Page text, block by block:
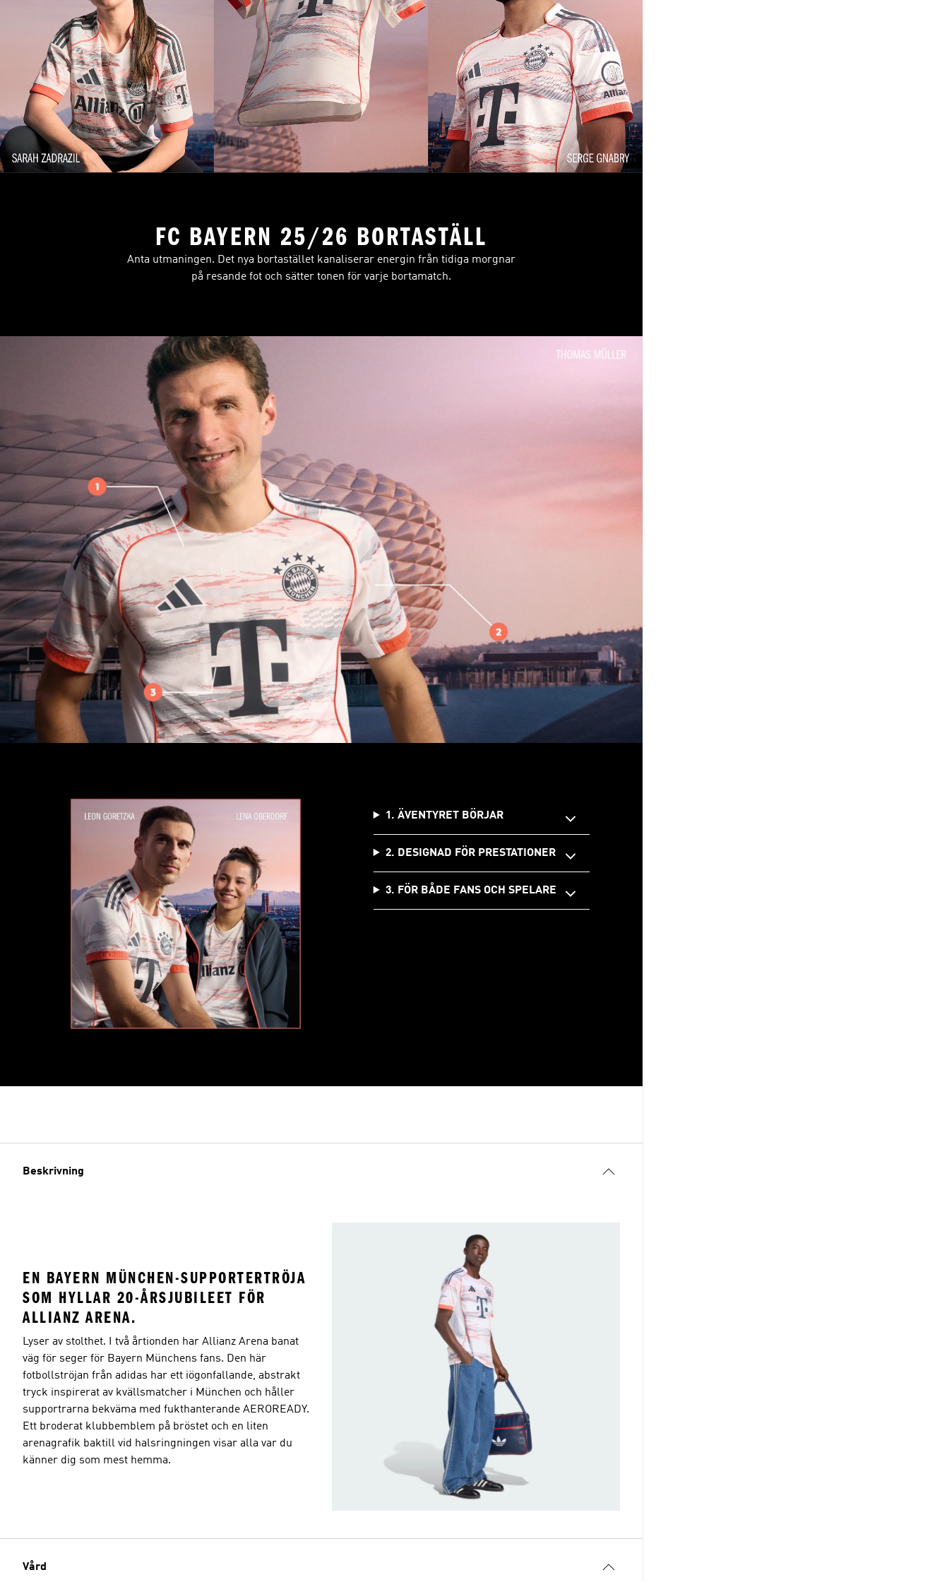
FC BAYERN 25/26 BORTASTÄLL
Anta utmaningen. Det nya bortastället kanaliserar energin från tidiga morgnar
på resande fot och sätter tonen för varje bortamatch.
1. ÄVENTYRET BÖRJAR
2. DESIGNAD FÖR PRESTATIONER
3. FÖR BÅDE FANS OCH SPELARE
Beskrivning
EN BAYERN MÜNCHEN-SUPPORTERTRÖJA
SOM HYLLAR 20-ÅRSJUBILEET FÖR
ALLIANZ ARENA.
Lyser av stolthet. I två årtionden har Allianz Arena banat
väg för seger för Bayern Münchens fans. Den här
fotbollströjan från adidas har ett iögonfallande, abstrakt
tryck inspirerat av kvällsmatcher i München och håller
supportrarna bekväma med fukthanterande AEROREADY.
Ett broderat klubbemblem på bröstet och en liten
arenagrafik baktill vid halsringningen visar alla var du
känner dig som mest hemma.
Vård